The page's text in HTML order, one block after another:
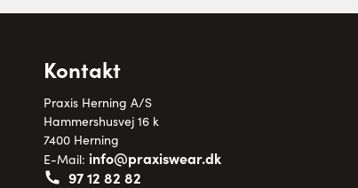
Kontakt
Praxis Herning A/S
Hammershusvej 16 k
7400 Herning
E-Mail: info@praxiswear.dk
97 12 82 82